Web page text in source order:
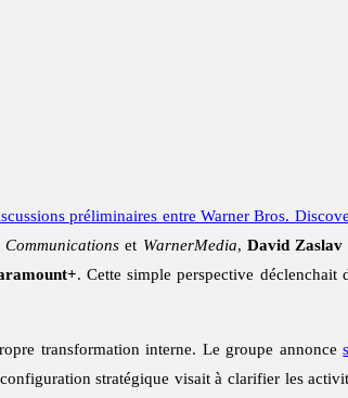
préliminaires entre Warner Bros.
Communications et WarnerMedia, David Zaslav
. Cette simple perspective déclenchait
transformation interne. Le groupe annonce
stratégique visait à clarifier les